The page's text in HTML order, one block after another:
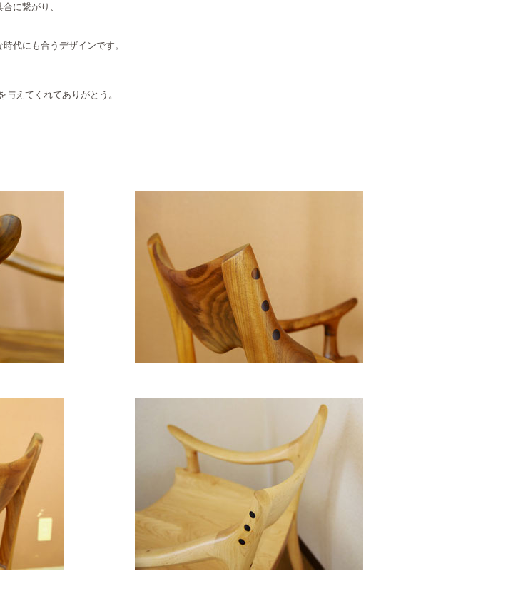
に繋がり、
代にも合うデザインです。
えてくれてありがとう。